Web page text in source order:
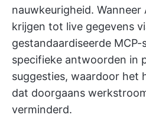
nauwkeurigheid.
krijgen tot live gegevens
gestandaardiseerde
specifieke antwoorden in
suggesties, waardoor het
dat doorgaans
verminderd.